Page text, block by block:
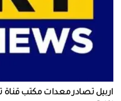
اربيل تصادر معدات مكتب قناة